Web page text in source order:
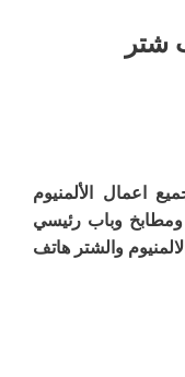
شتر
اعمال الألمنيوم
ومطابخ وباب رئيسي
والشتر هاتف